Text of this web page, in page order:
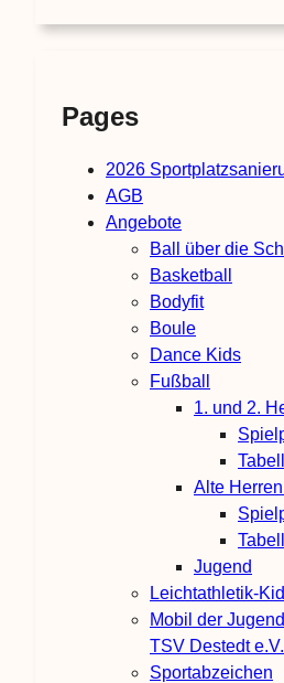
Pages
2026
AGB
Angebote
Ball über die
Basketball
Bodyfit
Boule
Dance Kids
Fußball
1. und 2.
Alte
Jugend
Leichtathletik-
Mobil der
TSV Destedt e.V.
Sportabzeichen